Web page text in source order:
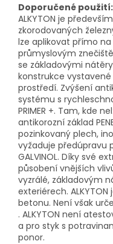
Doporučené použití:
ALKYTON je
zkorodovaných
lze aplikovat přímo
průmyslovým
se základovými nátěry
konstrukce
prostředí. Zvýšení
systému s
PRIMER +. Tam, kde
antikorozní základ
pozinkovaný plech,
vyžaduje předúpravu
GALVINOL. Díky své
působení vnějších
vyzrálé, základovým
exteriérech.
betonu. Není však
. ALKYTON není
a pro styk s
ponor.